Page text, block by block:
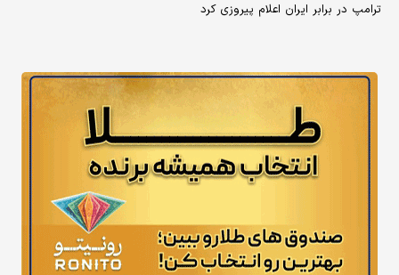
ترامپ در برابر ایران اعلام پیروزی کرد